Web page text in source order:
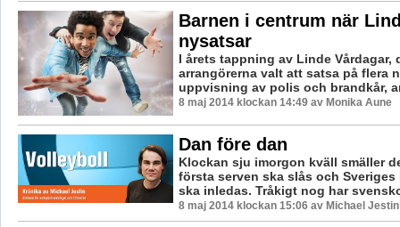
Barnen i centrum när
nysatsar
I årets tappning av Linde Vårdagar,
arrangörerna valt att satsa på flera
uppvisning av polis och brandkår,
8 maj 2014 klockan 14:49 av Monika Aune
Dan före dan
Klockan sju imorgon kväll smäller
första serven ska slås och Sveriges
ska inledas. Tråkigt nog har
8 maj 2014 klockan 15:06 av Michael Jestin